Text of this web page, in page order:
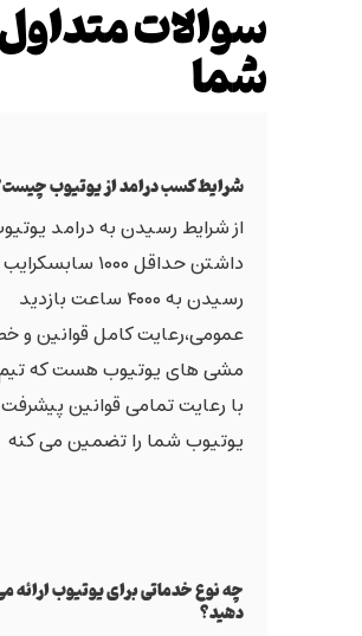
سوالات
شما
شرایط کسب درامد از یوتیوب
از شرایط رسیدن به درامد
داشتن حداقل ۱۰۰۰
رسیدن به ۴۰۰۰ ساعت بازدید
عمومی،رعایت کامل قوانین و
مشی های یوتیوب هست که تیم
با رعایت تمامی قوانین پیشرفت
یوتیوب شما را تضمین می کنه
چه نوع خدماتی برای یوتیوب ارائه
دهید؟